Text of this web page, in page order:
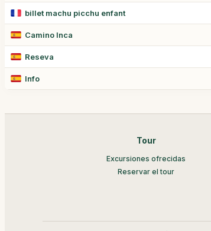
billet machu picchu enfant
Camino Inca
Reseva
Info
Tour
Excursiones ofrecidas
Reservar el tour